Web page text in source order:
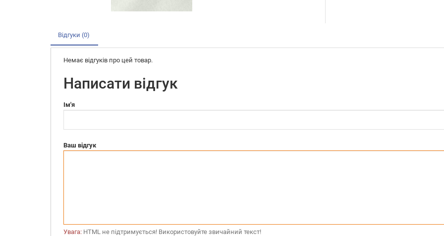
Відгуки (0)
Немає відгуків про цей товар.
Написати відгук
Ім'я
Ваш відгук
Увага: HTML не підтримується! Використовуйте звичайний текст!